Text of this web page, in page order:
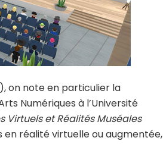
on note en particulier la
Numériques à l’Université
Virtuels et Réalités Muséales
en réalité virtuelle ou augmentée,